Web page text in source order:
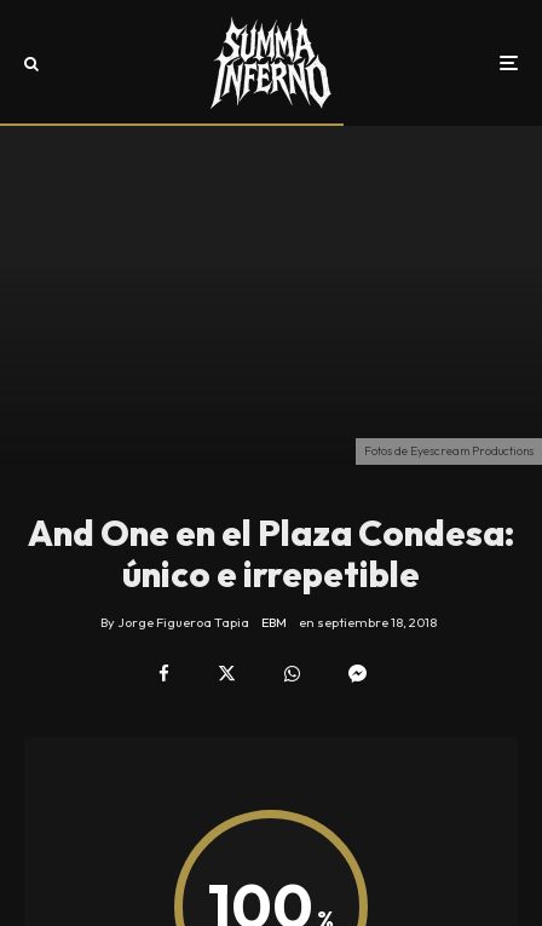
Fotos de Eyescream Productions
And One en el Plaza Condesa:
único e irrepetible
By Jorge Figueroa Tapia EBM en septiembre 18, 2018
100